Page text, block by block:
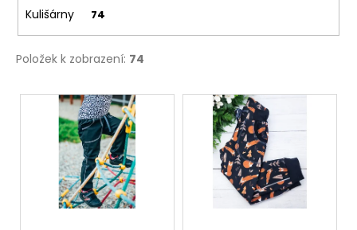
Kulišárny 74
Položek k zobrazení: 74
V
u
j
e
e
MUŠELÍNOVÉ
KAPSAMI